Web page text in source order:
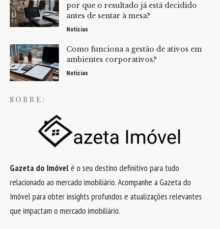
por que o resultado já está decidido
antes de sentar à mesa?
Notícias
Como funciona a gestão de ativos em
ambientes corporativos?
Notícias
SOBRE:
Gazeta do Imóvelé o seu destino definitivo para tudo
relacionado ao mercado imobiliário. Acompanhe a Gazeta do
Imóvel para obter insights profundos e atualizações relevantes
que impactam o mercado imobiliário.